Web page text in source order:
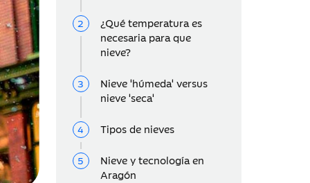
¿Qué temperatura es
necesaria para que
nieve?
Nieve 'húmeda' versus
nieve 'seca'
Tipos de nieves
Nieve y tecnología en
Aragón